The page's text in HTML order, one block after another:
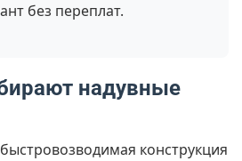
без переплат.
надувные
конструкция